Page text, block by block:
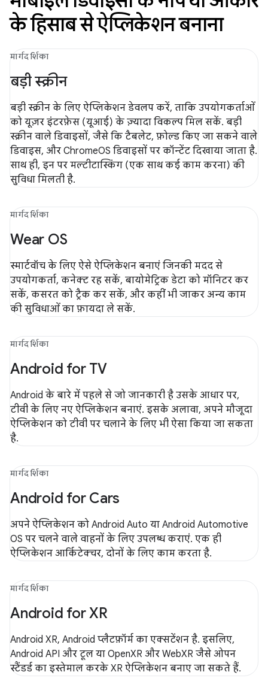
के हिसाब से ऐप्लिकेशन बनाना
मार्गदर्शिका
बड़ी स्क्रीन
बड़ी स्क्रीन के लिए ऐप्लिकेशन डेवलप करें, ताकि उपयोगकर्ताओं
को यूज़र इंटरफ़ेस (यूआई) के ज़्यादा विकल्प मिल सकें. बड़ी
स्क्रीन वाले डिवाइसों, जैसे कि टैबलेट, फ़ोल्ड किए जा सकने वाले
डिवाइस, और ChromeOS डिवाइसों पर कॉन्टेंट दिखाया जाता है.
साथ ही, इन पर मल्टीटास्किंग (एक साथ कई काम करना) की
सुविधा मिलती है.
मार्गदर्शिका
Wear OS
स्मार्टवॉच के लिए ऐसे ऐप्लिकेशन बनाएं जिनकी मदद से
उपयोगकर्ता, कनेक्ट रह सकें, बायोमेट्रिक डेटा को मॉनिटर कर
सकें, कसरत को ट्रैक कर सकें, और कहीं भी जाकर अन्य काम
की सुविधाओं का फ़ायदा ले सकें.
मार्गदर्शिका
Android for TV
Android के बारे में पहले से जो जानकारी है उसके आधार पर,
टीवी के लिए नए ऐप्लिकेशन बनाएं. इसके अलावा, अपने मौजूदा
ऐप्लिकेशन को टीवी पर चलाने के लिए भी ऐसा किया जा सकता
है.
मार्गदर्शिका
Android for Cars
अपने ऐप्लिकेशन को Android Auto या Android Automotive
OS पर चलने वाले वाहनों के लिए उपलब्ध कराएं. एक ही
ऐप्लिकेशन आर्किटेक्चर, दोनों के लिए काम करता है.
मार्गदर्शिका
Android for XR
Android XR, Android प्लैटफ़ॉर्म का एक्सटेंशन है. इसलिए,
Android API और टूल या OpenXR और WebXR जैसे ओपन
स्टैंडर्ड का इस्तेमाल करके XR ऐप्लिकेशन बनाए जा सकते हैं.